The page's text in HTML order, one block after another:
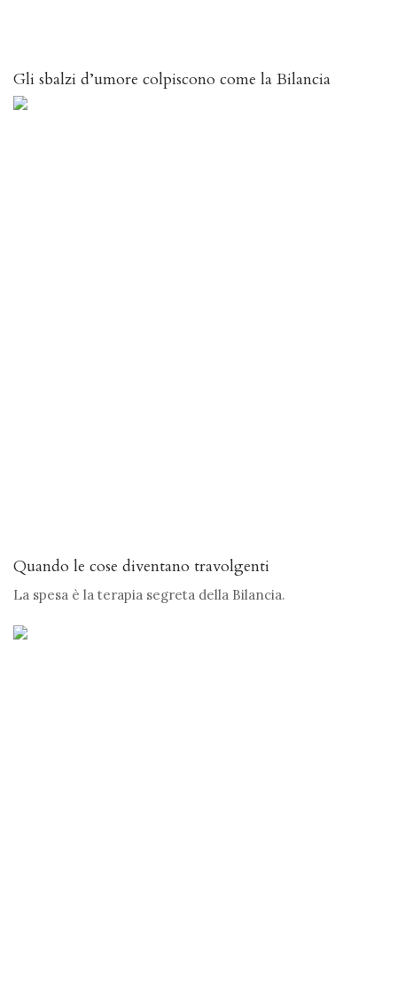
Gli sbalzi d’umore colpiscono come la Bilancia
Quando le cose diventano travolgenti
La spesa è la terapia segreta della Bilancia.